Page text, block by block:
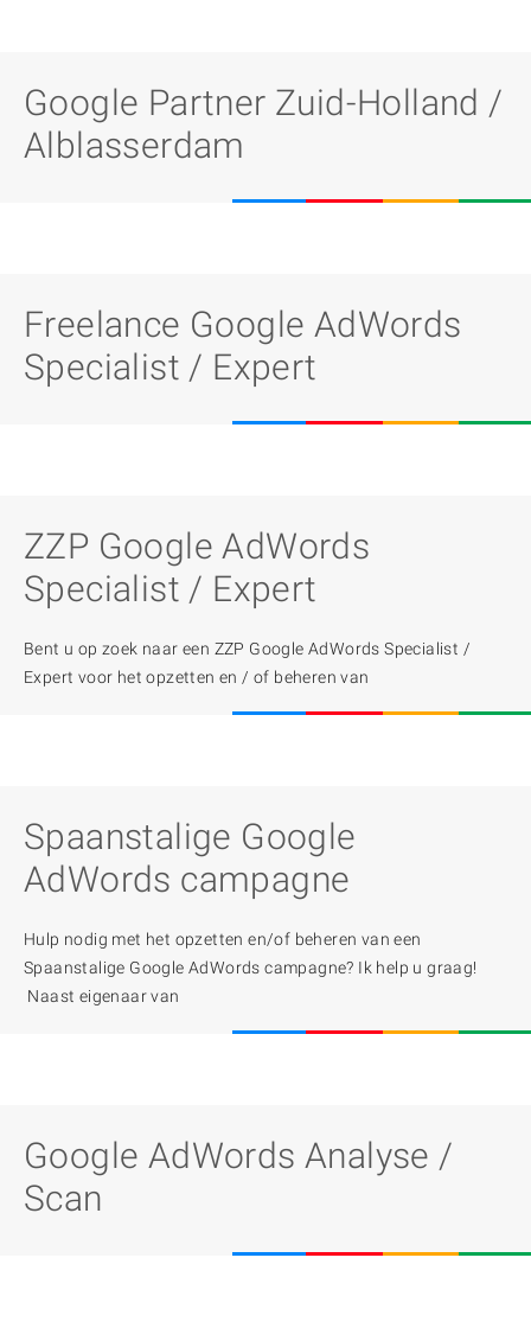
Google Partner Zuid-Holland /
Alblasserdam
Freelance Google AdWords
Specialist / Expert
ZZP Google AdWords
Specialist / Expert
Bent u op zoek naar een ZZP Google AdWords Specialist /
Expert voor het opzetten en / of beheren van
Spaanstalige Google
AdWords campagne
Hulp nodig met het opzetten en/of beheren van een
Spaanstalige Google AdWords campagne? Ik help u graag!
Naast eigenaar van
Google AdWords Analyse /
Scan